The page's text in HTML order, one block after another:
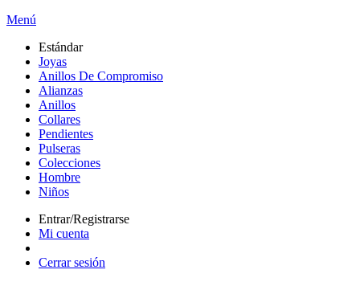
Menú
Estándar
Joyas
Anillos De Compromiso
Alianzas
Anillos
Collares
Pendientes
Pulseras
Colecciones
Hombre
Niños
Entrar/Registrarse
Mi cuenta
Cerrar sesión